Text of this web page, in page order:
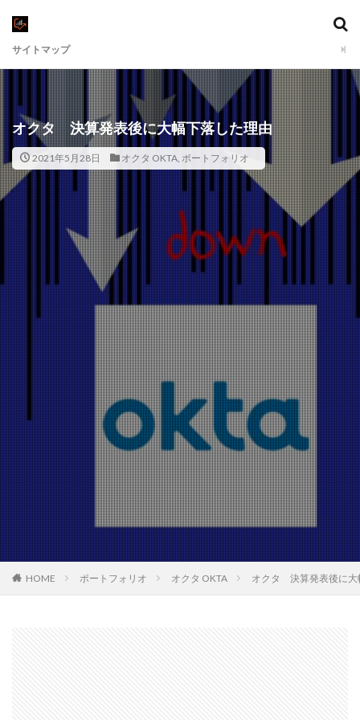
サイトマップ
オクタ 決算発表後に大幅下落した理由
2021年5月28日 オクタ OKTA, ポートフォリオ
HOME ポートフォリオ オクタ OKTA オクタ 決算発表後に大